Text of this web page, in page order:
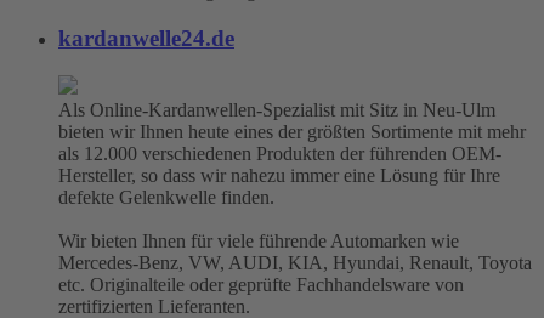
kardanwelle24.de
Als Online-Kardanwellen-Spezialist mit Sitz in Neu-Ulm
bieten wir Ihnen heute eines der größten Sortimente mit mehr
als 12.000 verschiedenen Produkten der führenden OEM-
Hersteller, so dass wir nahezu immer eine Lösung für Ihre
defekte Gelenkwelle finden.
Wir bieten Ihnen für viele führende Automarken wie
Mercedes-Benz, VW, AUDI, KIA, Hyundai, Renault, Toyota
etc. Originalteile oder geprüfte Fachhandelsware von
zertifizierten Lieferanten.